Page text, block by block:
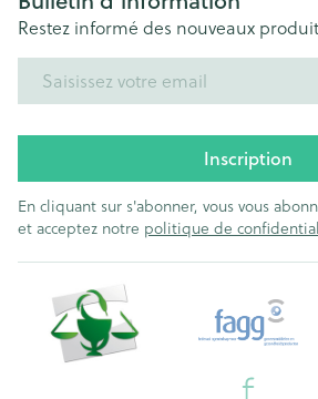
Restez informé des nouveaux
Inscription
En cliquant sur s'abonner, vous vous
et acceptez notre politique de